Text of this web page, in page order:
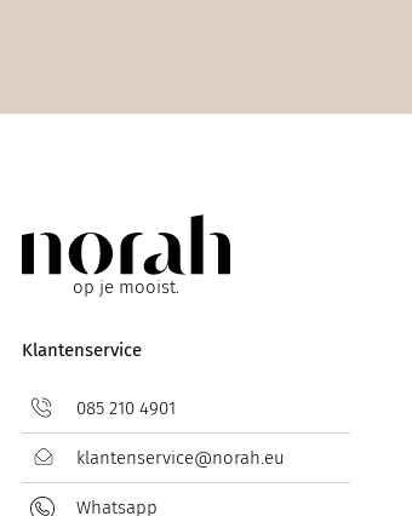
op je mooist.
Klantenservice
085 210 4901
klantenservice@norah.eu
Whatsapp